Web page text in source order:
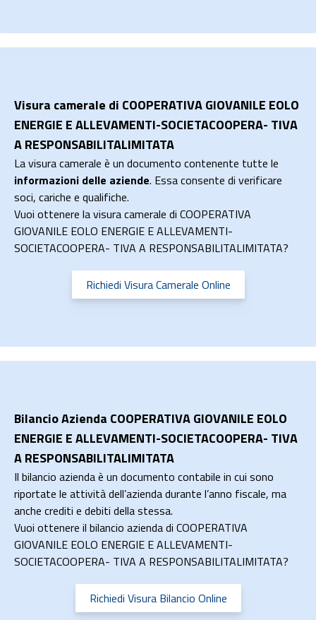
Visura camerale di COOPERATIVA GIOVANILE EOLO
ENERGIE E ALLEVAMENTI-SOCIETACOOPERA- TIVA
A RESPONSABILITALIMITATA
La visura camerale è un documento contenente tutte le
informazioni delle aziende. Essa consente di verificare
soci, cariche e qualifiche.
Vuoi ottenere la visura camerale di COOPERATIVA
GIOVANILE EOLO ENERGIE E ALLEVAMENTI-
SOCIETACOOPERA- TIVA A RESPONSABILITALIMITATA?
Richiedi Visura Camerale Online
Bilancio Azienda COOPERATIVA GIOVANILE EOLO
ENERGIE E ALLEVAMENTI-SOCIETACOOPERA- TIVA
A RESPONSABILITALIMITATA
Il bilancio azienda è un documento contabile in cui sono
riportate le attività dell’azienda durante l’anno fiscale, ma
anche crediti e debiti della stessa.
Vuoi ottenere il bilancio azienda di COOPERATIVA
GIOVANILE EOLO ENERGIE E ALLEVAMENTI-
SOCIETACOOPERA- TIVA A RESPONSABILITALIMITATA?
Richiedi Visura Bilancio Online